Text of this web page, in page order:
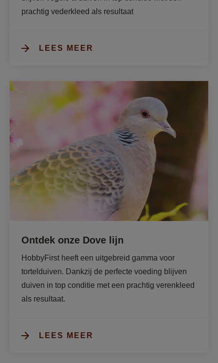
prachtig vederkleed als resultaat
LEES MEER
Ontdek onze Dove lijn
HobbyFirst heeft een uitgebreid gamma voor
tortelduiven. Dankzij de perfecte voeding blijven
duiven in top conditie met een prachtig verenkleed
als resultaat.
LEES MEER